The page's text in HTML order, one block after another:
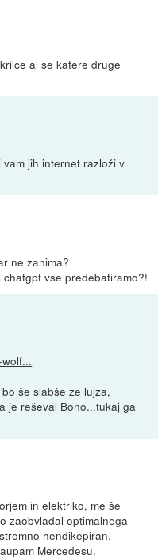
al se katere druge
jih internet razloži v
ne zanima?
vse predebatiramo?!
še slabše ze lujza,
je reševal Bono...tukaj ga
in elektriko, me še
zaobvladal optimalnega
hendikepiran.
Mercedesu.